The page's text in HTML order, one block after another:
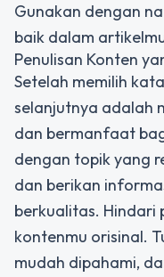
Gunakan dengan
baik dalam
Penulisan Konten
Setelah memilih
selanjutnya adalah
dan bermanfaat
dengan topik yang
dan berikan
berkualitas. Hindari
kontenmu orisinal.
mudah dipahami,